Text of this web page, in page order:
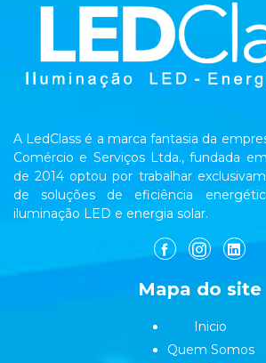
A LedClass é a marca fantasia da
Comércio e Serviços Ltda., fundada
de 2014 optou por trabalhar
de soluções de eficiência
iluminação LED e energia solar.
Mapa do site
Inicio
Quem Somos